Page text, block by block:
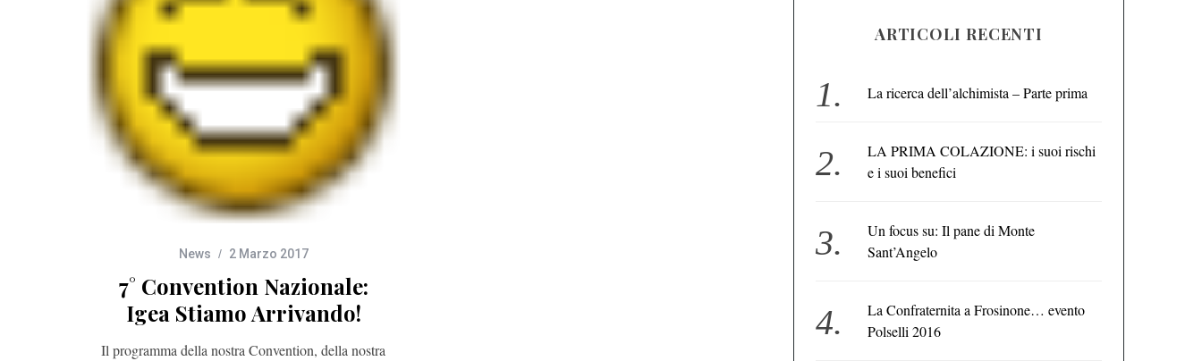
News 2 Marzo 2017
7° Convention Nazionale:
Igea Stiamo Arrivando!
Il programma della nostra Convention, della nostra
ARTICOLI RECENTI
La ricerca dell’alchimista – Parte prima
LA PRIMA COLAZIONE: i suoi rischi
e i suoi benefici
Un focus su: Il pane di Monte
Sant’Angelo
La Confraternita a Frosinone… evento
Polselli 2016